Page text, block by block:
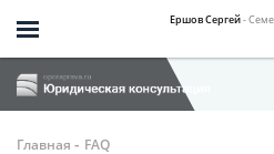
Ершов Сергей-
Главная - FAQ